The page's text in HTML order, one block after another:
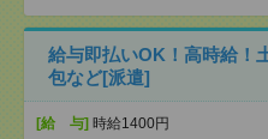
給与即払いOK！高時給！
包など[派遣]
[給 与] 時給1400円